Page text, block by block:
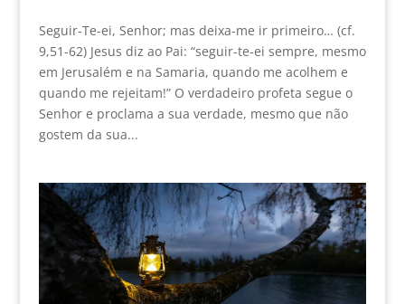
Seguir-Te-ei, Senhor; mas deixa-me ir primeiro… (cf.
9,51-62) Jesus diz ao Pai: “seguir-te-ei sempre, mesmo
em Jerusalém e na Samaria, quando me acolhem e
quando me rejeitam!” O verdadeiro profeta segue o
Senhor e proclama a sua verdade, mesmo que não
gostem da sua...